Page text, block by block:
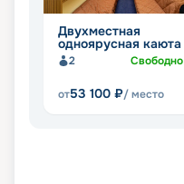
Двухместная
одноярусная каюта
2 Свободно
от53 100 ₽/ место